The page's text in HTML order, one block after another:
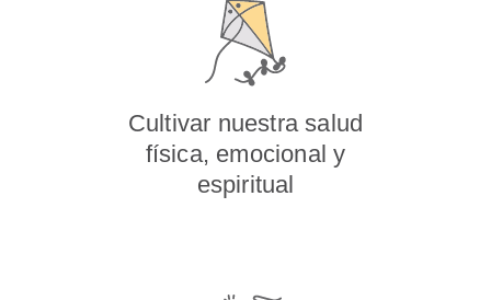
Cultivar nuestra salud
física, emocional y
espiritual